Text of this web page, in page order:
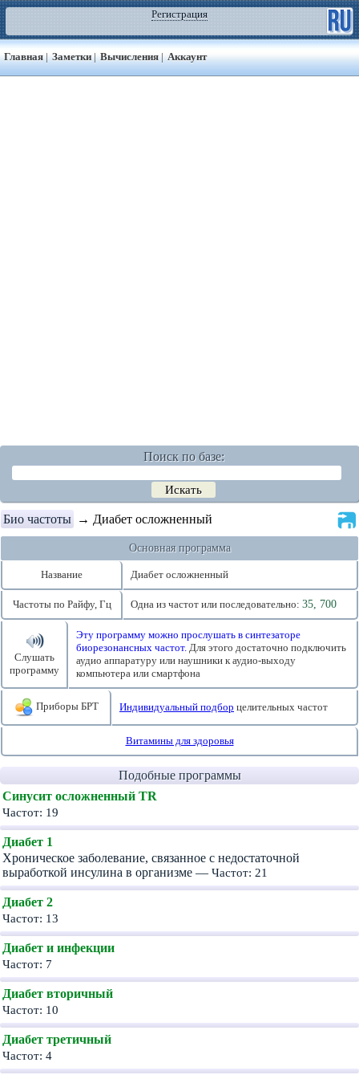
Регистрация
Главная | Заметки | Вычисления | Аккаунт
Поиск по базе:
Био частоты → Диабет осложненный
Основная программа
Название Диабет осложненный
Частоты по Райфу, Гц Одна из частот или последовательно: 35, 700
Слушать
программу
Эту программу можно прослушать в синтезаторе
биорезонансных частот. Для этого достаточно подключить
аудио аппаратуру или наушники к аудио-выходу
компьютера или смартфона
Приборы БРТ Индивидуальный подбор целительных частот
Витамины для здоровья
Подобные программы
Синусит осложненный TR
Частот: 19
Диабет 1
Хроническое заболевание, связанное с недостаточной
выработкой инсулина в организме — Частот: 21
Диабет 2
Частот: 13
Диабет и инфекции
Частот: 7
Диабет вторичный
Частот: 10
Диабет третичный
Частот: 4